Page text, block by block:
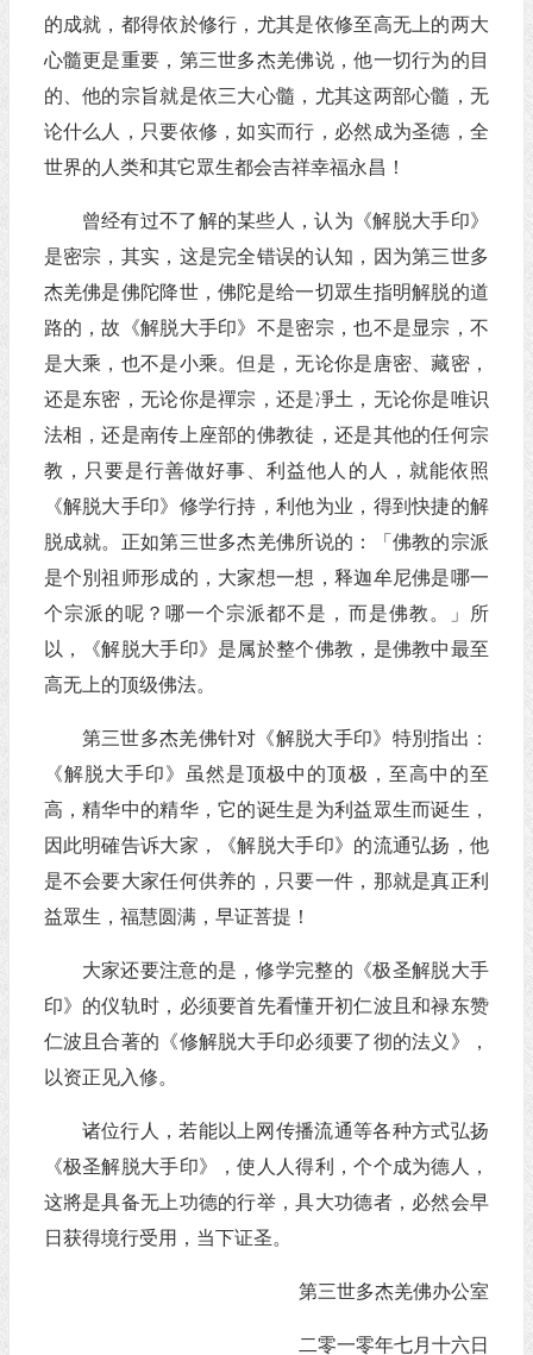
的成就，都得依於修行，尤其是依修至高无上的两大
心髓更是重要，第三世多杰羌佛说，他一切行为的目
的、他的宗旨就是依三大心髓，尤其这两部心髓，无
论什么人，只要依修，如实而行，必然成为圣德，全
世界的人类和其它眾生都会吉祥幸福永昌！
曾经有过不了解的某些人，认为《解脱大手印》
是密宗，其实，这是完全错误的认知，因为第三世多
杰羌佛是佛陀降世，佛陀是给一切眾生指明解脱的道
路的，故《解脱大手印》不是密宗，也不是显宗，不
是大乘，也不是小乘。但是，无论你是唐密、藏密，
还是东密，无论你是禪宗，还是凈土，无论你是唯识
法相，还是南传上座部的佛教徒，还是其他的任何宗
教，只要是行善做好事、利益他人的人，就能依照
《解脱大手印》修学行持，利他为业，得到快捷的解
脱成就。正如第三世多杰羌佛所说的：「佛教的宗派
是个別祖师形成的，大家想一想，释迦牟尼佛是哪一
个宗派的呢？哪一个宗派都不是，而是佛教。」所
以，《解脱大手印》是属於整个佛教，是佛教中最至
高无上的顶级佛法。
第三世多杰羌佛针对《解脱大手印》特別指出：
《解脱大手印》虽然是顶极中的顶极，至高中的至
高，精华中的精华，它的诞生是为利益眾生而诞生，
因此明確告诉大家，《解脱大手印》的流通弘扬，他
是不会要大家任何供养的，只要一件，那就是真正利
益眾生，福慧圆满，早证菩提！
大家还要注意的是，修学完整的《极圣解脱大手
印》的仪轨时，必须要首先看懂开初仁波且和禄东赞
仁波且合著的《修解脱大手印必须要了彻的法义》，
以资正见入修。
诸位行人，若能以上网传播流通等各种方式弘扬
《极圣解脱大手印》，使人人得利，个个成为德人，
这將是具备无上功德的行举，具大功德者，必然会早
日获得境行受用，当下证圣。
第三世多杰羌佛办公室
二零一零年七月十六日